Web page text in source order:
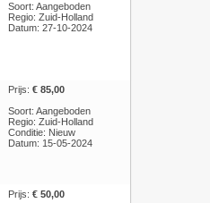
Soort: Aangeboden
Regio: Zuid-Holland
Datum: 27-10-2024
Prijs: € 85,00
Soort: Aangeboden
Regio: Zuid-Holland
Conditie: Nieuw
Datum: 15-05-2024
Prijs: € 50,00